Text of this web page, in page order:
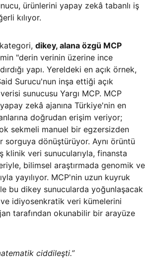
ürünlerini yapay zekâ tabanlı iş
kılıyor.
dikey, alana özgü MCP
"derin verinin üzerine ince
yapı. Yereldeki en açık örnek,
Surucu'nun inşa ettiği açık
sunucusu Yargı MCP. MCP
zekâ ajanına Türkiye'nin en
doğrudan erişim veriyor;
sekmeli manuel bir egzersizden
sorguya dönüştürüyor. Aynı örüntü
klinik veri sunucularıyla, finansta
bilimsel araştırmada genomik ve
yayılıyor. MCP'nin uzun kuyruk
bu dikey sunucularda yoğunlaşacak
idiyosenkratik veri kümelerini
tarafından okunabilir bir arayüze
ciddileşti.”